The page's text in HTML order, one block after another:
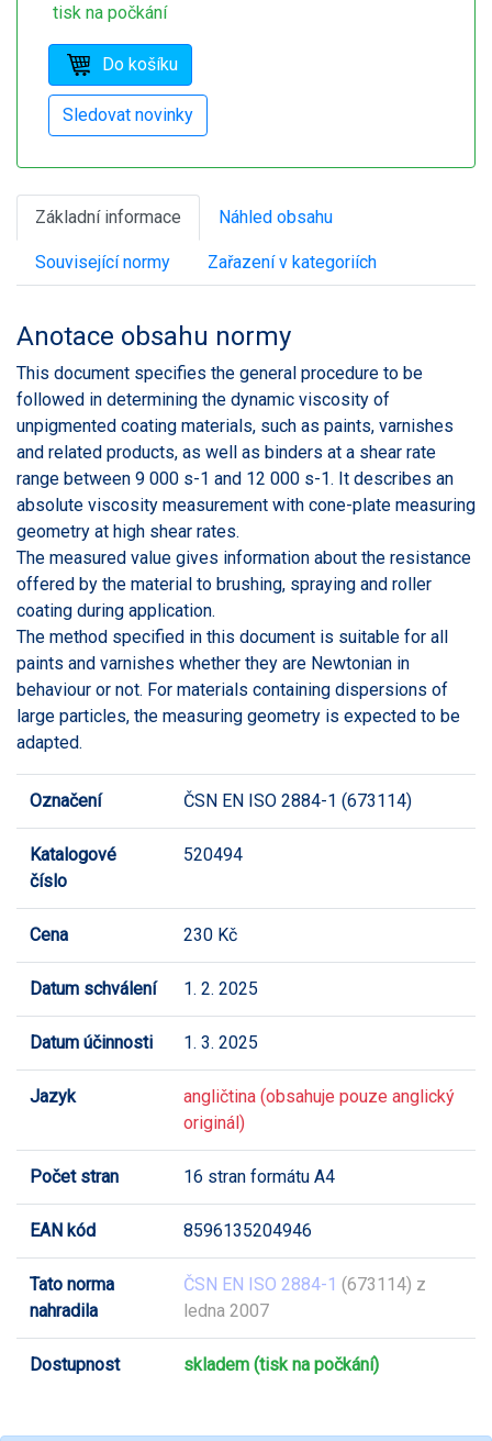
tisk na počkání
Základní informace Náhled obsahu
Související normy Zařazení v kategoriích
Anotace obsahu normy
This document specifies the general procedure to be
followed in determining the dynamic viscosity of
unpigmented coating materials, such as paints, varnishes
and related products, as well as binders at a shear rate
range between 9 000 s-1 and 12 000 s-1. It describes an
absolute viscosity measurement with cone-plate measuring
geometry at high shear rates.
The measured value gives information about the resistance
offered by the material to brushing, spraying and roller
coating during application.
The method specified in this document is suitable for all
paints and varnishes whether they are Newtonian in
behaviour or not. For materials containing dispersions of
large particles, the measuring geometry is expected to be
adapted.
Označení ČSN EN ISO 2884-1 (673114)
Katalogové
číslo
520494
Cena 230 Kč
Datum schválení 1. 2. 2025
Datum účinnosti 1. 3. 2025
Jazyk
angličtina (obsahuje pouze anglický
originál)
Počet stran 16 stran formátu A4
EAN kód 8596135204946
Tato norma
nahradila
ČSN EN ISO 2884-1 (673114) z
ledna 2007
Dostupnost skladem (tisk na počkání)